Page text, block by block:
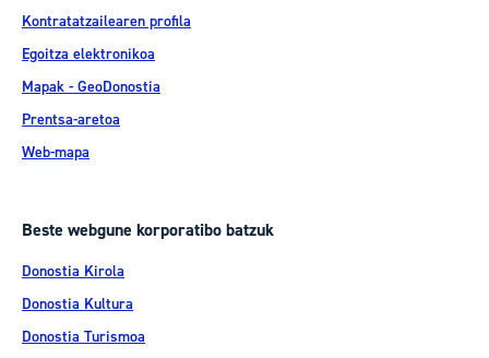
Kontratatzailearen profila
Egoitza elektronikoa
Mapak - GeoDonostia
Prentsa-aretoa
Web-mapa
Beste webgune korporatibo batzuk
Donostia Kirola
Donostia Kultura
Donostia Turismoa